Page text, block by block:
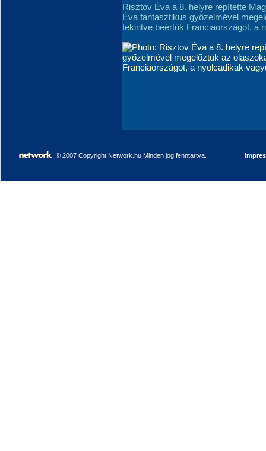
Risztov Éva a 8. helyre repítette
Éva fantasztikus győzelmével
tekintve beértük Franciaországot, a
© 2007 Copyright Network.hu Minden jog fenntartva.